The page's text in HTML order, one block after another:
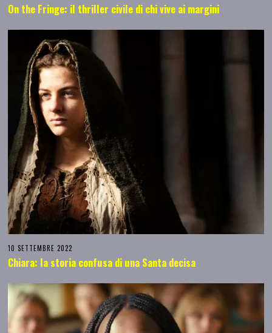
On the Fringe: il thriller civile di chi vive ai margini
10 SETTEMBRE 2022
Chiara: la storia confusa di una Santa decisa